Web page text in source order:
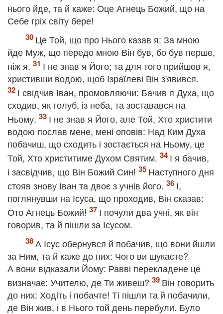
нього йде, та й каже: Оце Агнець Божий, що на
Себе гріх світу бере!
Це Той, що про Нього казав я: За мною
йде Муж, що передо мною Він був, бо був перше,
ніж я.
І не знав я Його; та для того прийшов я,
христивши водою, щоб Ізраїлеві Він з'явився.
І свідчив Іван, промовляючи: Бачив я Духа, що
сходив, як голуб, із неба, та зоставався на
Ньому.
І не знав я Його, але Той, Хто христити
водою послав мене, мені оповів: Над Ким Духа
побачиш, що сходить і зостається на Ньому, це
Той, Хто христитиме Духом Святим.
І я бачив,
і засвідчив, що Він Божий Син!
Наступного дня
стояв знову Іван та двоє з учнів його.
І,
поглянувши на Ісуса, що проходив, Він сказав:
Ото Агнець Божий!
І почули два учні, як він
говорив, та й пішли за Ісусом.
А Ісус обернувся й побачив, що вони йшли
за Ним, та й каже до них: Чого ви шукаєте?
А вони відказали Йому: Равві перекладене це
визначає: Учителю, де Ти живеш?
Він говорить
до них: Ходіть і побачте! Ті пішли та й побачили,
де Він жив, і в Нього той день перебули. Було